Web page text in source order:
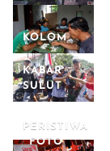
KOLOM
KABAR
SULUT
PERISTIWA
FOTO